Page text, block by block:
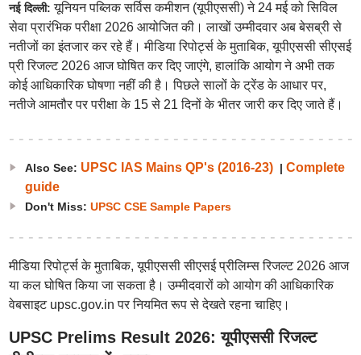
नई दिल्ली:यूनियन पब्लिक सर्विस कमीशन (यूपीएससी) ने 24 मई को सिविल
सेवा प्रारंभिक परीक्षा 2026 आयोजित की। लाखों उम्मीदवार अब बेसब्री से
नतीजों का इंतजार कर रहे हैं। मीडिया रिपोर्ट्स के मुताबिक, यूपीएससी सीएसई
प्री रिजल्ट 2026 आज घोषित कर दिए जाएंगे, हालांकि आयोग ने अभी तक
कोई आधिकारिक घोषणा नहीं की है। पिछले सालों के ट्रेंड के आधार पर,
नतीजे आमतौर पर परीक्षा के 15 से 21 दिनों के भीतर जारी कर दिए जाते हैं।
Also See: UPSC IAS Mains QP's (2016-23)| Complete
guide
Don't Miss: UPSC CSE Sample Papers
मीडिया रिपोर्ट्स के मुताबिक, यूपीएससी सीएसई प्रीलिम्स रिजल्ट 2026 आज
या कल घोषित किया जा सकता है। उम्मीदवारों को आयोग की आधिकारिक
वेबसाइट upsc.gov.in पर नियमित रूप से देखते रहना चाहिए।
UPSC Prelims Result 2026: यूपीएससी रिजल्ट